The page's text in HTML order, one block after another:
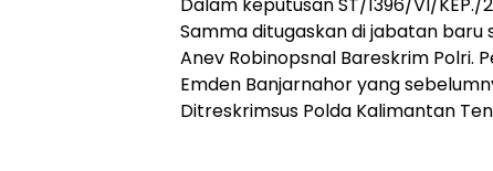
Dalam keputusan ST/1396/VI/KEP./
Samma ditugaskan di jabatan baru
Anev Robinopsnal Bareskrim Polri.
Emden Banjarnahor yang
Ditreskrimsus Polda Kalimantan